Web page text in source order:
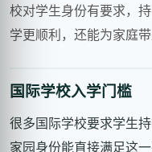
校对学生身份有要求，
学更顺利，还能为家庭
国际学校入学门槛
很多国际学校要求学生
家园身份能直接满足这